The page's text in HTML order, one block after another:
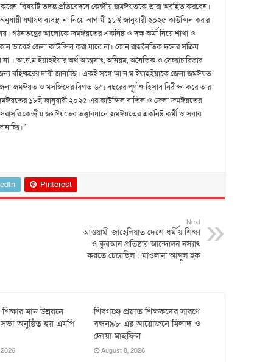
বিষয়টি তদন্ত প্রতিবেদনে কেন্দ্রীয় জমঈয়তকে তারা অবহিত করবেন।
যথাযথ ব্যবস্থা না নিয়ে আগামী ১৮ই জানুয়ারী ২০২৫ কাউন্সিল করার
গঠনতন্ত্রের আলোকে জমঈয়তের একনিষ্ট ও দক্ষ কর্মী নিয়ে শাখা ও
ভাবেই জেলা কাউন্সিল করা যাবে না। কোন রাজনৈতিক দলের সক্রিয়
না । আ.ন.ম ইয়াহইয়ার অর্থ আত্মসাৎ, অনিয়ম, অনৈতিক ও সেচ্ছাচারিতার
দাবী জানাচ্ছি। একই সঙ্গে আ.ন.ম ইয়াহইয়াকে জেলা জমঈয়ত
জমঈয়ত ও মসজিদের বিগত ৬/৭ বছরের পূর্ণাঙ্গ হিসাব নিরীক্ষা করে তার
জমঈয়তের ১৮ই জানুয়ারী ২০২৫ এর কাউন্সিল বাতিল ও জেলা জমঈয়তের
কেন্দ্রীয় জমঈয়তের তত্ত্বাবধানে জমঈয়তের একনিষ্ট কর্মী ও সবার
Pinterest
Next
আওয়ামী জাহেলিয়াত দেশে ধর্মীয় শিক্ষা
ও কুরআন প্রতিষ্ঠার আন্দোলন নস্যাৎ
করতে চেয়েছিল : মাওলানা আব্দুল হক
মান উন্নয়নে
অনুষ্ঠিত হয় ‎এমপি
শিবগঞ্জে প্রয়াত শিক্ষকদের স্মরণে
বন্ধন৯৮ এর আয়োজনে মিলাদ ও
দোয়া মাহফিল
August 8, 2026